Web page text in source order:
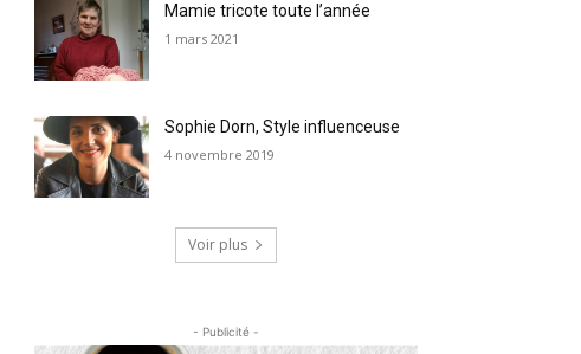
Mamie tricote toute l’année
1 mars 2021
Sophie Dorn, Style influenceuse
4 novembre 2019
Voir plus
- Publicité -